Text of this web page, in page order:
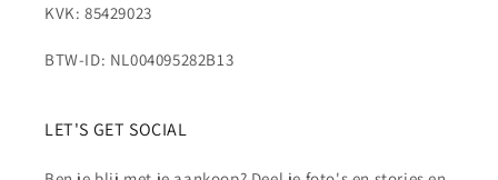
KVK: 85429023
BTW-ID: NL004095282B13
LET'S GET SOCIAL